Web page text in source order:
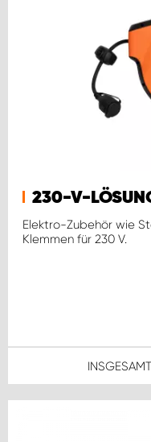
230-V-
Elektro-Zubehör wie
Klemmen für 230 V.
INSGESAMT